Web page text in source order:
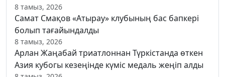
8 тамыз, 2026
Самат Смақов «Атырау» клубының бас бапкері
болып тағайындалды
8 тамыз, 2026
Арлан Жаңабай триатлоннан Түркістанда өткен
Азия кубогы кезеңінде күміс медаль жеңіп алды